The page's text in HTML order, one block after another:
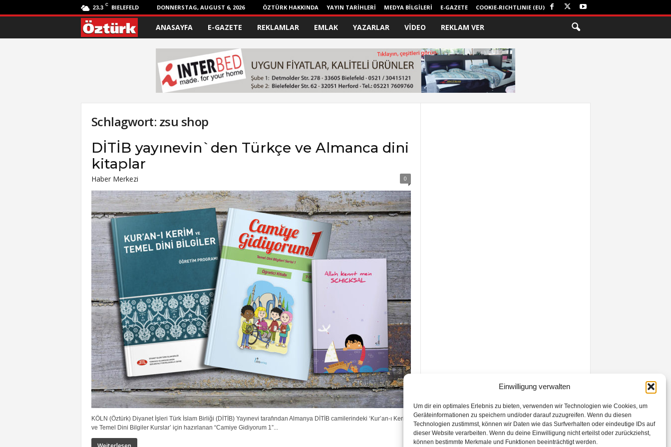
Einwilligung verwalten
Um dir ein optimales Erlebnis zu bieten, verwenden wir Technologien wie Cookies, um
Geräteinformationen zu speichern und/oder darauf zuzugreifen. Wenn du diesen
Technologien zustimmst, können wir Daten wie das Surfverhalten oder eindeutige IDs auf
dieser Website verarbeiten. Wenn du deine Einwilligung nicht erteilst oder zurückziehst,
können bestimmte Merkmale und Funktionen beeinträchtigt werden.
23.3 C BIELEFELD DONNERSTAG, AUGUST 6, 2026 ÖZTÜRK HAKKINDA YAYIN TARİHLERİ MEDYA BİLGİLERİ E-GAZETE COOKIE-RICHTLINIE (EU)
ANASAYFA E-GAZETE REKLAMLAR EMLAK YAZARLAR VİDEO REKLAM VER
Schlagwort: zsu shop
DİTİB yayınevin`den Türkçe ve Almanca dini
kitaplar
Haber Merkezi 0
KÖLN (Öztürk) Diyanet İşleri Türk İslam Birliği (DİTİB) Yayınevi tarafından Almanya DİTİB camilerindeki ‘Kur’an-ı Kerim
ve Temel Dini Bilgiler Kurslar’ için hazırlanan “Camiye Gidiyorum 1”...